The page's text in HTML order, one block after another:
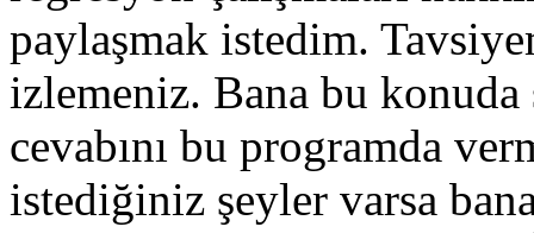
paylaşmak istedim.
izlemeniz. Bana bu
cevabını bu programda
istediğiniz şeyler varsa